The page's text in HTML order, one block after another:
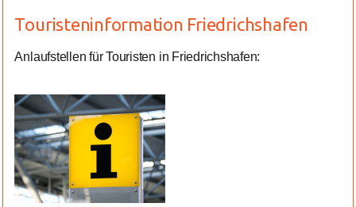
Touristeninformation Friedrichshafen
Anlaufstellen für Touristen in Friedrichshafen: